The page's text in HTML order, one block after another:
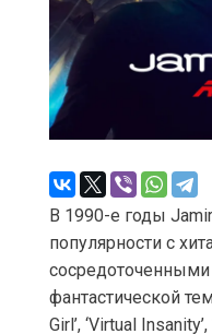
В 1990-е годы
популярности с
сосредоточенными
фантастической
Girl’, ‘Virtual